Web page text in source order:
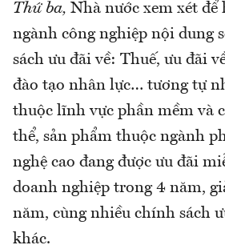
Thứ ba, Nhà nước xem xét để
ngành công nghiệp nội dung
sách ưu đãi về: Thuế, ưu đãi
đào tạo nhân lực… tương tự
thuộc lĩnh vực phần mềm và
thể, sản phẩm thuộc ngành
nghệ cao đang được ưu đãi
doanh nghiệp trong 4 năm,
năm, cùng nhiều chính sách
khác.